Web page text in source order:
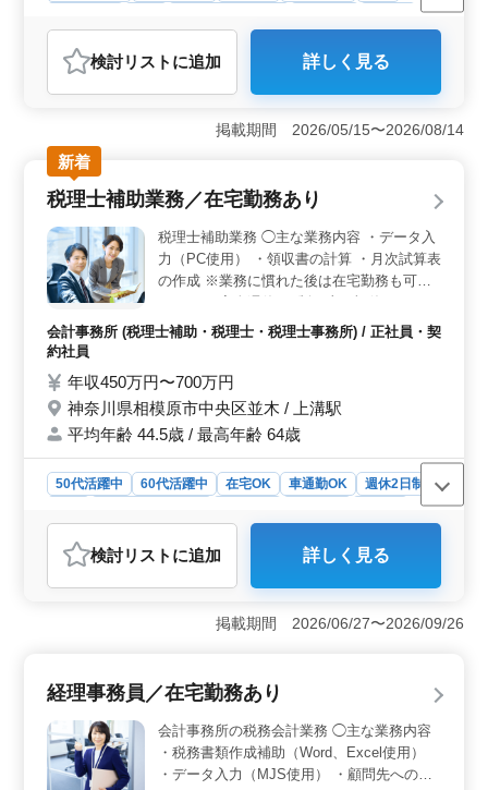
おすすめポイント
＜昇給制度あり＞ この求人は昇給制度があり、安定し
たキャリア形成が可能です。賞与も年2回支給されるた
め、安定した収入が期待できます。 ＜ライフスタイ
ルに優しい＞ 車通勤が可能で、在宅勤務もOKです。ま
た、週休2日制や年間休日120日でプライベートも充実。
残業が少なく、ライフスタイルに合わせた働き方ができ
ます。 ＜幅広い年齢層活躍＞ シニア世代の方も活
躍中。経験者やブランクがある方でも応募可能で、年齢
に関係なく働ける環境が整っています。
検討リスト に追加 詳しく見る
掲載期間 2026/05/15〜2026/08/14
新着
税理士補助業務／在宅勤務あり
税理士補助業務 ◯主な業務内容 ・データ入
力（PC使用） ・領収書の計算 ・月次試算表
の作成 ※業務に慣れた後は在宅勤務も可能
年間休日120日 ＊残業なし ＊交通費支給 ＊
での得たスキルを存分に発揮していただけま
す！
会計事務所 (税理士補助・税理士・税理士事務所) / 正社員・契
約社員
年収450万円〜700万円
神奈川県相模原市中央区並木 / 上溝駅
平均年齢 44.5歳 / 最高年齢 64歳
50代活躍中 60代活躍中 在宅OK 車通勤OK
週休2日制
おすすめポイント
＜経験を活かせる税理士補助業務＞ データ入力や領収
書の計算、月次試算表の作成などを担当します。これま
での会計事務所での実務経験を活かして活躍できま
休2日制（土日祝休み）でしっかりと休みを取りながら勤
務でき、日々の負担を抑えた働き方ができます。 ＜
在宅勤務にも対応した柔軟な働き方が可能な職場＞ 業
務に慣れた後は在宅勤務も可能で、状況に応じた働き方
ができます。マイカー通勤OK（無料駐車場完備）、交通
検討リスト に追加 詳しく見る
掲載期間 2026/06/27〜2026/09/26
経理事務員／在宅勤務あり
会計事務所の税務会計業務 ◯主な業務内容
・税務書類作成補助（Word、Excel使用）
・データ入力（MJS使用） ・顧問先への訪